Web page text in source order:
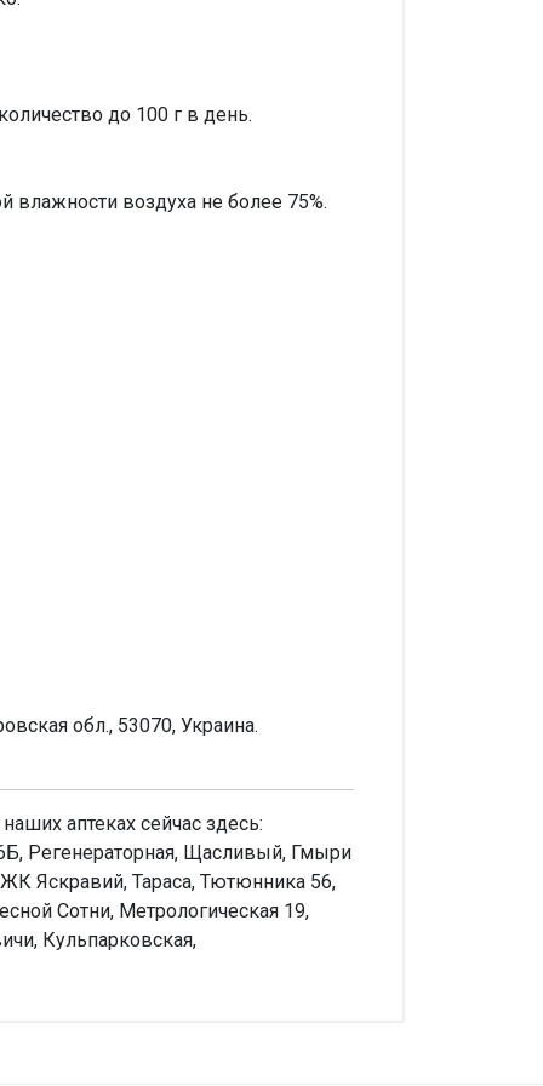
до 100 г в день.
влажности воздуха не более 75%.
обл., 53070, Украина.
аптеках сейчас здесь:
Регенераторная, Щасливый, Гмыри
Яскравий, Тараса, Тютюнника 56,
Сотни, Метрологическая 19,
Кульпарковская,